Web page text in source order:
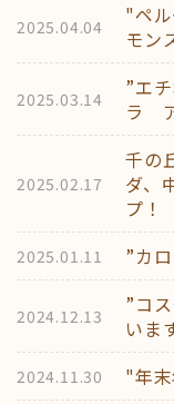
2025.04.04
"ペ
モン
2025.03.14
”エ
ラ
2025.02.17
千の
ダ、
プ！
2025.01.11 ”カ
2024.12.13
”コ
いま
2024.11.30 "年